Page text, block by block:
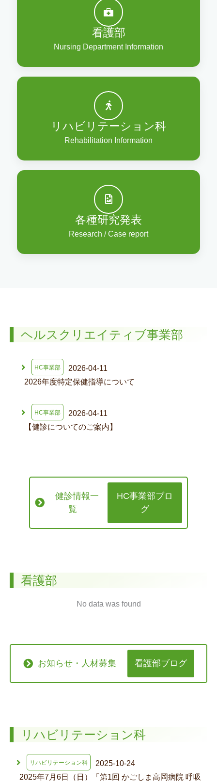
看護部
Nursing Department Information
リハビリテーション科
Rehabilitation Information
各種研究発表
Research / Case report
ヘルスクリエイティブ事業部
HC事業部
2026-04-11
2026年度特定保健指導について
HC事業部
2026-04-11
【健診についてのご案内】
健診情報一
覧
HC事業部ブロ
グ
看護部
No data was found
お知らせ・人材募集 看護部ブログ
リハビリテーション科
リハビリテーション科
2025-10-24
2025年7月6日（日）「第1回 かごしま高岡病院 呼吸